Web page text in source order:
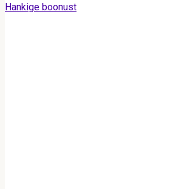
Hankige boonust